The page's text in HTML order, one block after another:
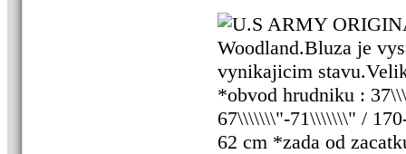
U.S ARMY
Woodland.Bluza je
vynikajicim
*obvod hrudniku :
67\\\\\\\"-71\\\\\\\" /
62 cm *zada od